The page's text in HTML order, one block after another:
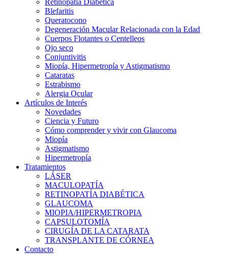
Blefaritis
Queratocono
Degeneración Macular Relacionada con la Edad
Cuerpos Flotantes o Centelleos
Ojo seco
Conjuntivitis
Miopía, Hipermetropía y Astigmatismo
Cataratas
Estrabismo
Alergia Ocular
Artículos de Interés
Novedades
Ciencia y Futuro
Cómo comprender y vivir con Glaucoma
Miopía
Astigmatismo
Hipermetropía
Tratamientos
LÁSER
MACULOPATÍA
RETINOPATÍA DIABÉTICA
GLAUCOMA
MIOPIA/HIPERMETROPIA
CAPSULOTOMÍA
CIRUGÍA DE LA CATARATA
TRANSPLANTE DE CÓRNEA
Contacto